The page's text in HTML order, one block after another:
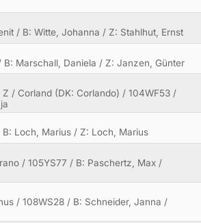
/ B: Witte, Johanna / Z: Stahlhut, Ernst
Marschall, Daniela / Z: Janzen, Günter
/ Corland (DK: Corlando) / 104WF53 /
Loch, Marius / Z: Loch, Marius
/ 105YS77 / B: Paschertz, Max /
/ 108WS28 / B: Schneider, Janna /